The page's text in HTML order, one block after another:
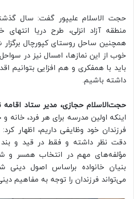
حجت الاسلام علیپور گفت: سال
منطقه آزاد انزلی، طرح دریا انتهای
همچنین ساحل روستای کپورچال
خوب از این نمازها، امسال نیز در
باید با همفکری و هم افزایی بتوانیم
داشته باشیم.
حجت‌الاسلام حجازی، مدیر ستاد اقامه
اینکه اولین مدرسه برای هر فرد، خانه
فرزندان خود وظایفی داریم، اظهار
دقت نظر داشته و فقط در قید و بند
مؤلفه‌های مهم در انتخاب همسر و
بنیان خانواده براساس اصول دینی
می‌تواند فرزندان را توجه به مفاهیم